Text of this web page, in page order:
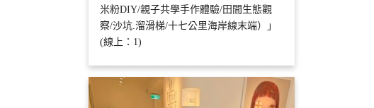
米粉DIY/親子共學手作體驗/田間生態觀
察/沙坑.溜滑梯/十七公里海岸線末端）」
(線上：1)